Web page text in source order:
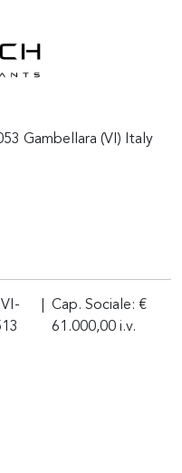
Gambellara (VI) Italy
VI-
Cap. Sociale: €
61.000,00 i.v.